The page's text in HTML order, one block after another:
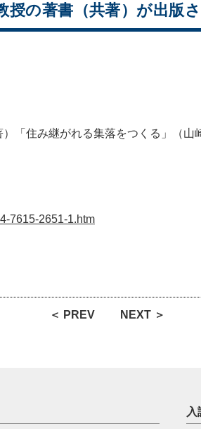
授の著書（共著）が出版
「住み継がれる集落をつくる」（
7615-2651-1.htm
＜ PREV NEXT ＞